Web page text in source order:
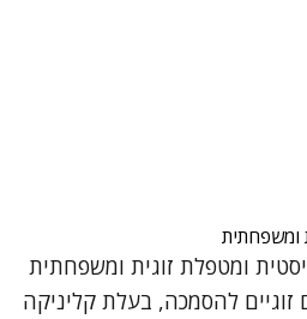
ומשפחתית
ומטפלת זוגית ומשפחתית
להסמכה, בעלת קליניקה